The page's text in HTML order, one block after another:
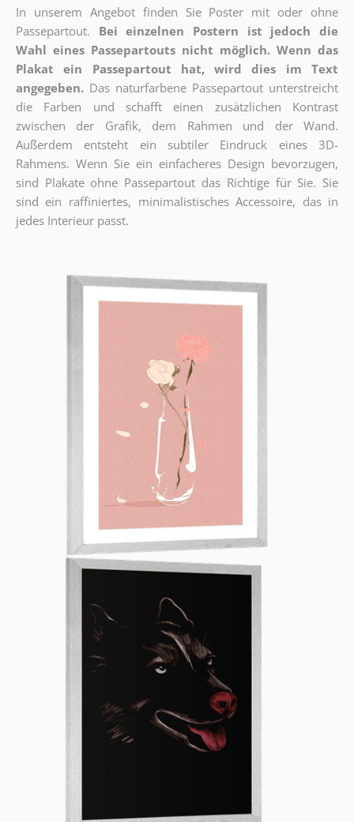
In unserem Angebot finden Sie Poster mit oder ohne
Passepartout.
Bei einzelnen Postern ist jedoch die
Wahl eines Passepartouts nicht möglich. Wenn das
Plakat ein Passepartout hat, wird dies im Text
angegeben. Das naturfarbene Passepartout unterstreicht
die Farben und schafft einen zusätzlichen Kontrast
zwischen der Grafik, dem Rahmen und der Wand.
Außerdem entsteht ein subtiler Eindruck eines 3D-
Rahmens. Wenn Sie ein einfacheres Design bevorzugen,
sind Plakate ohne Passepartout das Richtige für Sie. Sie
sind ein raffiniertes, minimalistisches Accessoire, das in
jedes Interieur passt.